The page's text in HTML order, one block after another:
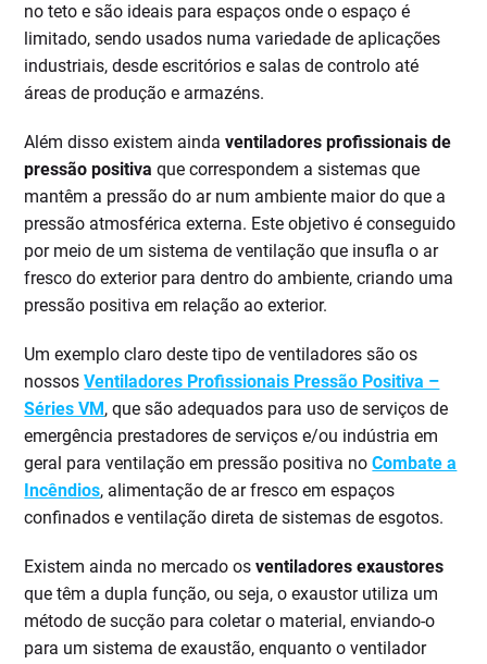
no teto e são ideais para espaços onde o espaço é
limitado, sendo usados numa variedade de aplicações
industriais, desde escritórios e salas de controlo até
áreas de produção e armazéns.
Além disso existem aindaventiladores profissionais de
pressão positiva que correspondem a sistemas que
mantêm a pressão do ar num ambiente maior do que a
pressão atmosférica externa. Este objetivo é conseguido
por meio de um sistema de ventilação que insufla o ar
fresco do exterior para dentro do ambiente, criando uma
pressão positiva em relação ao exterior.
Um exemplo claro deste tipo de ventiladores são os
nossosVentiladores Profissionais Pressão Positiva –
Séries VM, que são adequados para uso de serviços de
emergência prestadores de serviços e/ou indústria em
geral para ventilação em pressão positiva noCombate a
Incêndios, alimentação de ar fresco em espaços
confinados e ventilação direta de sistemas de esgotos.
Existem ainda no mercado osventiladores exaustores
que têm a dupla função, ou seja, o exaustor utiliza um
método de sucção para coletar o material, enviando-o
para um sistema de exaustão, enquanto o ventilador